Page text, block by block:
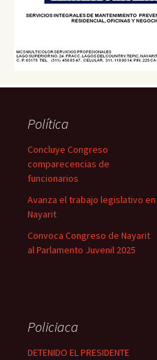
Política
Concluye Congreso
comparecencias de
funcionarios
Avanza el trabajo legislativo en
Nayarit
Convoca Congreso de Nayarit
al Parlamento Juvenil 2025
Policiaca
DETENIDO EL PRESIDENTE